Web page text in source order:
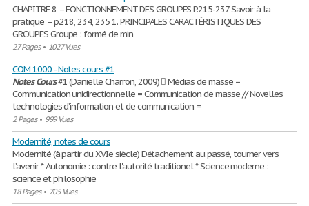
CHAPITRE 8 – FONCTIONNEMENT DES GROUPES P.215-237 Savoir à la
pratique – p.218, 234, 235 1. PRINCIPALES CARACTÉRISTIQUES DES
GROUPES Groupe : formé de min
27 Pages• 1027 Vues
COM 1000 - Notes cours #1
Notes Cours#1 (Danielle Charron, 2009)  Médias de masse =
Communication unidirectionnelle = Communication de masse // Novelles
technologies d’information et de communication =
2 Pages• 999 Vues
Modernité, notes de cours
Modernité (à partir du XVIe siècle) Détachement au passé, tourner vers
l’avenir * Autonomie : contre l'autorité traditionel * Science moderne :
science et philosophie
18 Pages• 705 Vues